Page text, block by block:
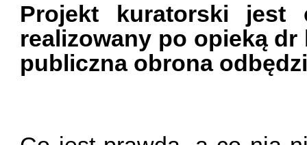
Projekt kuratorski jest
realizowany po opieką
publiczna obrona